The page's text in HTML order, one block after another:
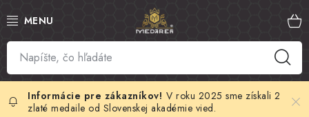
na
SLOVENSKÝ MED
MANUKA MED
V roku 2025 sme získali 2
zlaté medaile od Slovenskej akadémie vied.